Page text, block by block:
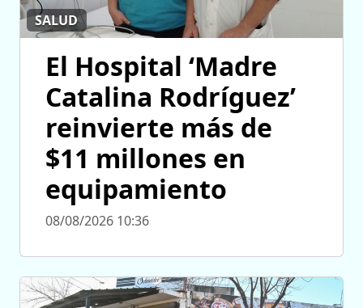
SALUD
El Hospital ‘Madre
Catalina Rodríguez’
reinvierte más de
$11 millones en
equipamiento
08/08/2026 10:36